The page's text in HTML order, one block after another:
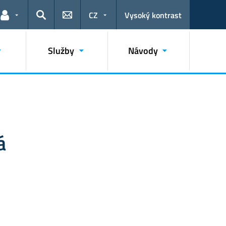
Odkazy pro uživatele
Hledat
CZ Vysoký kontrast
Služby Návody